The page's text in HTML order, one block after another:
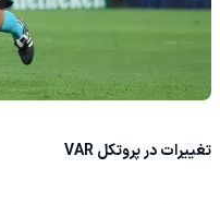
تغییرات در پروتکل VAR